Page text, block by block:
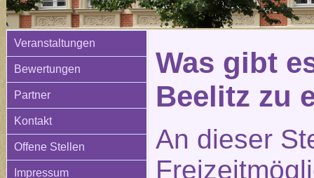
Veranstaltungen
Bewertungen
Partner
Kontakt
Offene Stellen
Impressum
Was gibt
Beelitz zu
An dieser